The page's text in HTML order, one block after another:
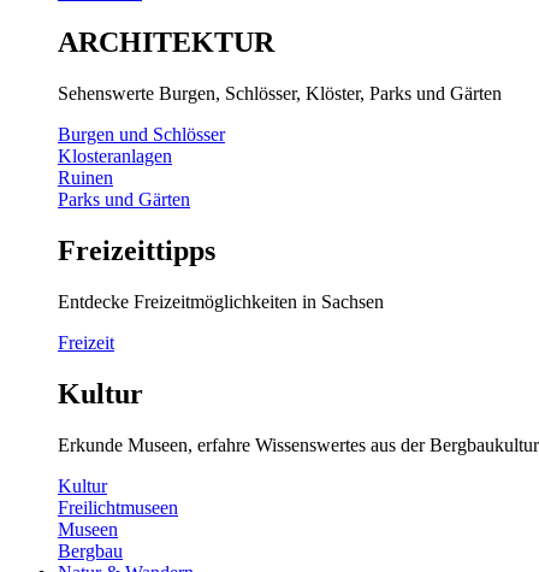
ARCHITEKTUR
Sehenswerte Burgen, Schlösser, Klöster, Parks und Gärten
Burgen und Schlösser
Klosteranlagen
Ruinen
Parks und Gärten
Freizeittipps
Entdecke Freizeitmöglichkeiten in Sachsen
Freizeit
Kultur
Erkunde Museen, erfahre Wissenswertes aus der
Kultur
Freilichtmuseen
Museen
Bergbau